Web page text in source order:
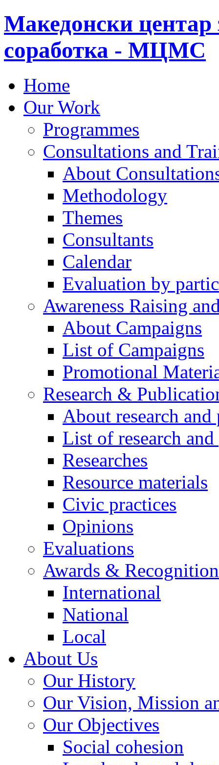
Македонски центар
соработка - МЦМС
Home
Our Work
Programmes
Consultations and
About
Methodology
Themes
Consultants
Calendar
Evaluation by
Awareness Raising
About Campaigns
List of Campaigns
Promotional
Research &
About research
List of research
Researches
Resource materials
Civic practices
Opinions
Evaluations
Awards &
International
National
Local
About Us
Our History
Our Vision, Mission
Our Objectives
Social cohesion